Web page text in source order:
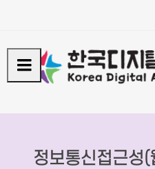
정보통신접근성